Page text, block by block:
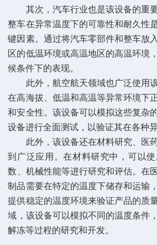
其次，汽车行业也是该设备的重要
整车在异常温度下的可靠性和耐久性
键因素。通过将汽车零部件和整车放
区的低温环境或高温地区的高温环境
候条件下的表现。
此外，航空航天领域也广泛使用该
在高海拔、低温和高温等异常环境下
和安全性。该设备可以模拟这些复杂
设备进行全面测试，以验证其在各种异
此外，该设备还在材料研究、医
到广泛应用。在材料研究中，可
数、机械性能等进行研究和评估。在
制品需要在特定的温度下储存和运输
提供稳定的温度环境来验证产品的质量
域，该设备可以模拟不同的温度条件，
解冻等过程的研究和开发。